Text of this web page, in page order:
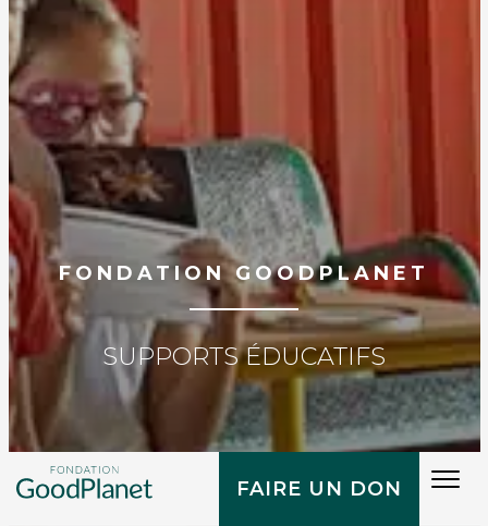
FAIRE UN DON
FONDATION GOODPLANET
SUPPORTS ÉDUCATIFS